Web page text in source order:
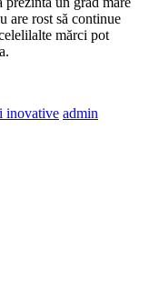
are rost să continue
mărci pot
inovative admin